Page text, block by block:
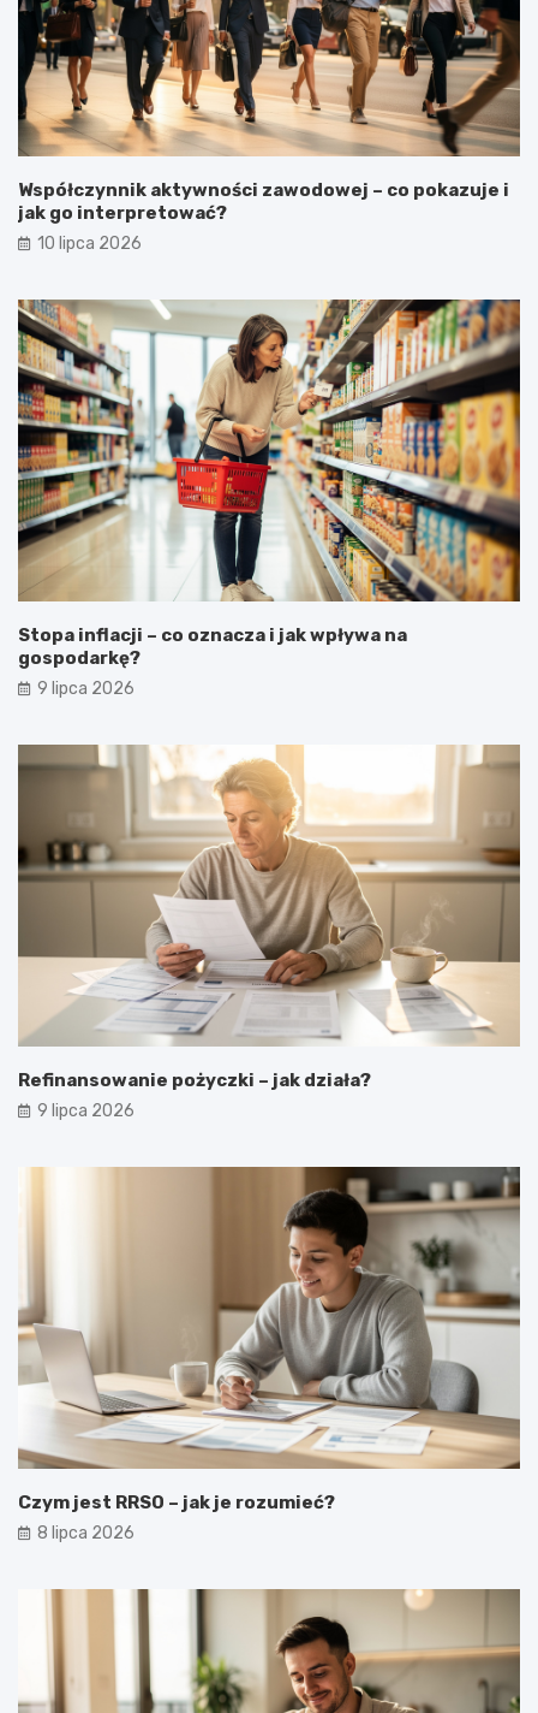
Współczynnik aktywności zawodowej – co pokazuje i
jak go interpretować?
10 lipca 2026
Stopa inflacji – co oznacza i jak wpływa na
gospodarkę?
9 lipca 2026
Refinansowanie pożyczki – jak działa?
9 lipca 2026
Czym jest RRSO – jak je rozumieć?
8 lipca 2026